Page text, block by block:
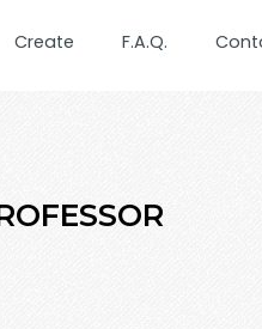
Create F.A.Q.